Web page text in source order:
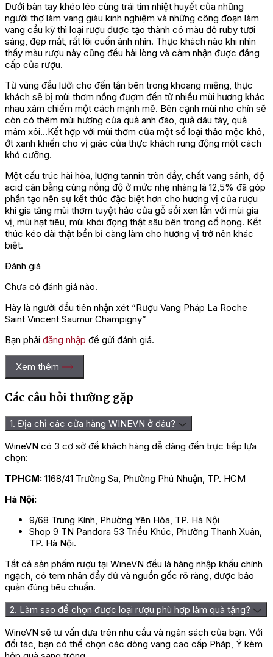
Dưới bàn tay khéo léo cùng trái tim nhiệt huyết của những
người thợ làm vang giàu kinh nghiệm và những công đoạn làm
vang cầu kỳ thì loại rượu được tạo thành có màu đỏ ruby tươi
sáng, đẹp mắt, rất lôi cuốn ánh nhìn. Thực khách nào khi nhìn
thấy màu rượu này cũng đều hài lòng và cảm nhận được đẳng
cấp của rượu.
Từ vùng đầu lưỡi cho đến tận bên trong khoang miệng, thực
khách sẽ bị mùi thơm nồng đượm đến từ nhiều mùi hương khác
nhau xâm chiếm một cách mạnh mẽ. Bên cạnh mùi nho chín sẽ
còn có thêm mùi hương của quả anh đào, quả dâu tây, quả
mâm xôi…Kết hợp với mùi thơm của một số loại thảo mộc khô,
ớt xanh khiến cho vị giác của thực khách rung động một cách
khó cưỡng.
Một cấu trúc hài hòa, lượng tannin tròn đầy, chất vang sánh, độ
acid cân bằng cùng nồng độ ở mức nhẹ nhàng là 12,5% đã góp
phần tạo nên sự kết thúc đặc biệt hơn cho hương vị của rượu
khi gia tăng mùi thơm tuyệt hảo của gỗ sồi xen lẫn với mùi gia
vị, mùi hạt tiêu, mùi khói đọng thật sâu bên trong cổ họng. Kết
thúc kéo dài thật bền bỉ càng làm cho hương vị trở nên khác
biệt.
Đánh giá
Chưa có đánh giá nào.
Hãy là người đầu tiên nhận xét “Rượu Vang Pháp La Roche
Saint Vincent Saumur Champigny”
Bạn phải đăng nhập để gửi đánh giá.
Xem thêm
Các câu hỏi thường gặp
1. Địa chỉ các cửa hàng WINEVN ở đâu?
WineVN có 3 cơ sở để khách hàng dễ dàng đến trực tiếp lựa
chọn:
TPHCM: 1168/41 Trường Sa, Phường Phú Nhuận, TP. HCM
Hà Nội:
9/68 Trung Kính, Phường Yên Hòa, TP. Hà Nội
Shop 9 TN Pandora 53 Triều Khúc, Phường Thanh Xuân,
TP. Hà Nội.
Tất cả sản phẩm rượu tại WineVN đều là hàng nhập khẩu chính
ngạch, có tem nhãn đầy đủ và nguồn gốc rõ ràng, được bảo
quản đúng tiêu chuẩn.
2. Làm sao để chọn được loại rượu phù hợp làm quà tặng?
WineVN sẽ tư vấn dựa trên nhu cầu và ngân sách của bạn. Với
đối tác, bạn có thể chọn các dòng vang cao cấp Pháp, Ý kèm